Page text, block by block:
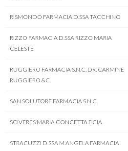
RISMONDO FARMACIA D.SSA TACCHINO
RIZZO FARMACIA D.SSA RIZZO MARIA
CELESTE
RUGGIERO FARMACIA S.N.C. DR. CARMINE
RUGGIERO &C.
SAN SOLUTORE FARMACIA S.N.C.
SCIVERES MARIA CONCETTA F.CIA
STRACUZZI D.SSA M.ANGELA FARMACIA